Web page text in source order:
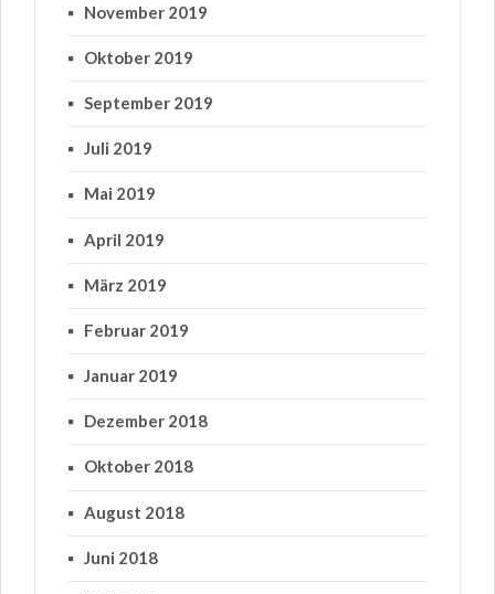
November 2019
Oktober 2019
September 2019
Juli 2019
Mai 2019
April 2019
März 2019
Februar 2019
Januar 2019
Dezember 2018
Oktober 2018
August 2018
Juni 2018